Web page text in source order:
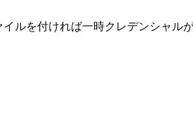
ルを付ければ一時クレデンシャ